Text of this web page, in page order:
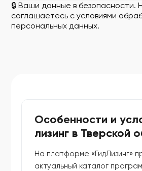
🔒 Ваши данные в безопасности.
соглашаетесь с условиями
персональных данных.
Особенности и
лизинг в Тверской
На платформе «ГидЛизинг»
актуальный каталог